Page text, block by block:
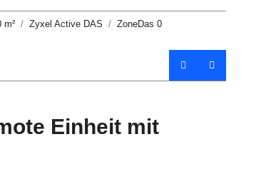
m² Zyxel Active DAS
ZoneDas 0
Einheit mit